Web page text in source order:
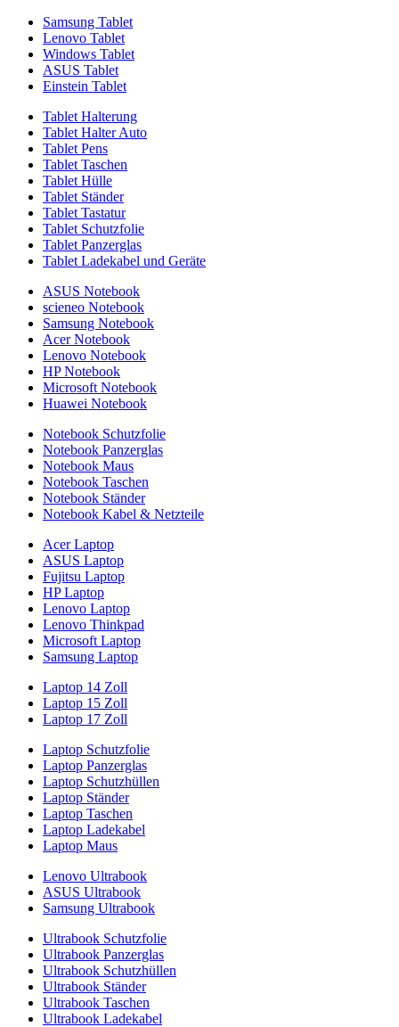
Samsung Tablet
Lenovo Tablet
Windows Tablet
ASUS Tablet
Einstein Tablet
Tablet Halterung
Tablet Halter Auto
Tablet Pens
Tablet Taschen
Tablet Hülle
Tablet Ständer
Tablet Tastatur
Tablet Schutzfolie
Tablet Panzerglas
Tablet Ladekabel und Geräte
ASUS Notebook
scieneo Notebook
Samsung Notebook
Acer Notebook
Lenovo Notebook
HP Notebook
Microsoft Notebook
Huawei Notebook
Notebook Schutzfolie
Notebook Panzerglas
Notebook Maus
Notebook Taschen
Notebook Ständer
Notebook Kabel & Netzteile
Acer Laptop
ASUS Laptop
Fujitsu Laptop
HP Laptop
Lenovo Laptop
Lenovo Thinkpad
Microsoft Laptop
Samsung Laptop
Laptop 14 Zoll
Laptop 15 Zoll
Laptop 17 Zoll
Laptop Schutzfolie
Laptop Panzerglas
Laptop Schutzhüllen
Laptop Ständer
Laptop Taschen
Laptop Ladekabel
Laptop Maus
Lenovo Ultrabook
ASUS Ultrabook
Samsung Ultrabook
Ultrabook Schutzfolie
Ultrabook Panzerglas
Ultrabook Schutzhüllen
Ultrabook Ständer
Ultrabook Taschen
Ultrabook Ladekabel